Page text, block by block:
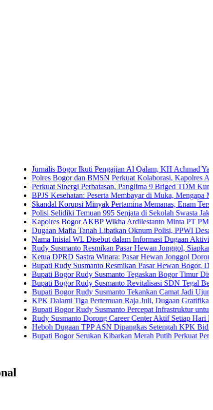
Jurnalis Bogor Ikuti Pengajian Al Qalam, KH Achmad Yaudin
Polres Bogor dan BMSN Perkuat Kolaborasi, Kapolres Ajak
Perkuat Sinergi Perbatasan, Panglima 9 Briged TDM Kunjungi
BPJS Kesehatan: Peserta Membayar di Muka, Mengapa Masih
Skandal Korupsi Minyak Pertamina Memanas, Enam Tersangka
Polisi Selidiki Temuan 995 Senjata di Sekolah Swasta Jakarta
Kapolres Bogor AKBP Wikha Ardilestanto Minta PT PMC Tunda
Dugaan Mafia Tanah Libatkan Oknum Polisi, PPWI Desak
Nama Inisial WL Disebut dalam Informasi Dugaan Aktivitas di
Rudy Susmanto Resmikan Pasar Hewan Jonggol, Siapkan Bogor
Ketua DPRD Sastra Winara: Pasar Hewan Jonggol Dorong
Bupati Rudy Susmanto Resmikan Pasar Hewan Bogor,
Bupati Bogor Rudy Susmanto Tegaskan Bogor Timur Disiapkan
Bupati Bogor Rudy Susmanto Revitalisasi SDN Tegal Benteng,
Bupati Bogor Rudy Susmanto Tekankan Camat Jadi Ujung
KPK Dalami Tiga Pertemuan Raja Juli, Dugaan Gratifikasi
Bupati Bogor Rudy Susmanto Percepat Infrastruktur untuk
Rudy Susmanto Dorong Career Center Aktif Setiap Hari Perluas
Heboh Dugaan TPP ASN Dipangkas Setengah KPK Bidik Bupati
Bupati Bogor Serukan Kibarkan Merah Putih Perkuat Persatuan